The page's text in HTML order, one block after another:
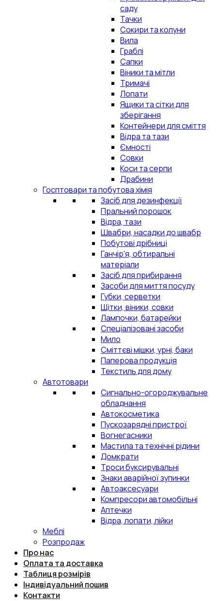
саду
Тачки
Сокири та колуни
Вила
Граблі
Сапки
Віники та мітли
Тримачі
Лопати
Ящики та сітки для
зберігання
Контейнери для сміття
Відра та тази
Ємності
Совки
Коси та серпи
Драбини
Госптовари та побутова хімія
Засіб для дезинфекції
Пральний порошок
Відра, тази
Швабри, насадки до швабр
Побутові дрібниці
Ганчір'я, обтиральні
матеріали
Засіб для прибирання
Засоби для миття посуду
Губки, серветки
Щітки, віники, совки
Лампочки, батарейки
Спеціалізовані засоби
Мило
Сміттєві мішки, урні, баки
Паперова продукція
Текстиль для дому
Автотовари
Сигнально-огороджувальне
обладнання
Автокосметика
Пускозарядні пристрої
Вогнегасники
Мастила та технічні рідини
Домкрати
Троси буксирувальні
Знаки аварійної зупинки
Автоаксесуари
Компресори автомобільні
Аптечки
Відра, лопати, лійки
Меблі
Розпродаж
Про нас
Оплата та доставка
Таблиця розмірів
Індивідуальний пошив
Контакти